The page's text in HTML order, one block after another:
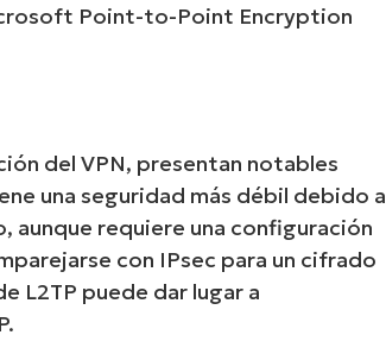
Point-to-Point Encryption
del VPN, presentan notables
una seguridad más débil debido a
aunque requiere una configuración
con IPsec para un cifrado
L2TP puede dar lugar a